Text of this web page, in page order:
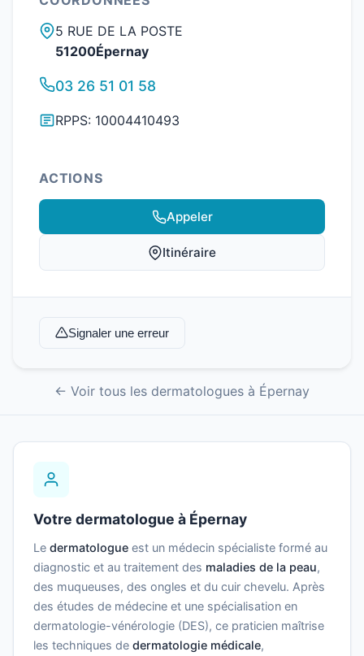
5 RUE DE LA POSTE
51200Épernay
03 26 51 01 58
RPPS: 10004410493
ACTIONS
Appeler
Itinéraire
Signaler une erreur
← Voir tous les dermatologues à Épernay
Votre dermatologue à Épernay
Le dermatologue est un médecin spécialiste formé au
diagnostic et au traitement des maladies de la peau,
des muqueuses, des ongles et du cuir chevelu. Après
des études de médecine et une spécialisation en
dermatologie-vénérologie (DES), ce praticien maîtrise
les techniques de dermatologie médicale,